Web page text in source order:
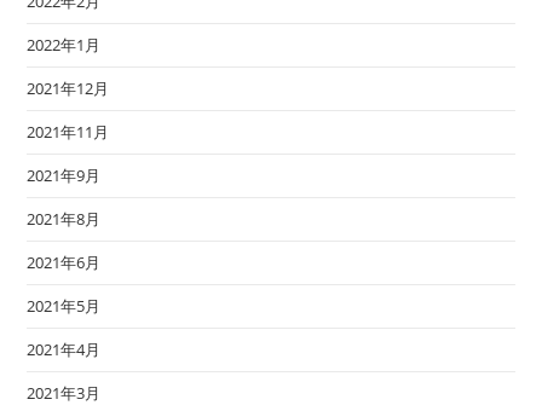
2022年1月
2021年12月
2021年11月
2021年9月
2021年8月
2021年6月
2021年5月
2021年4月
2021年3月